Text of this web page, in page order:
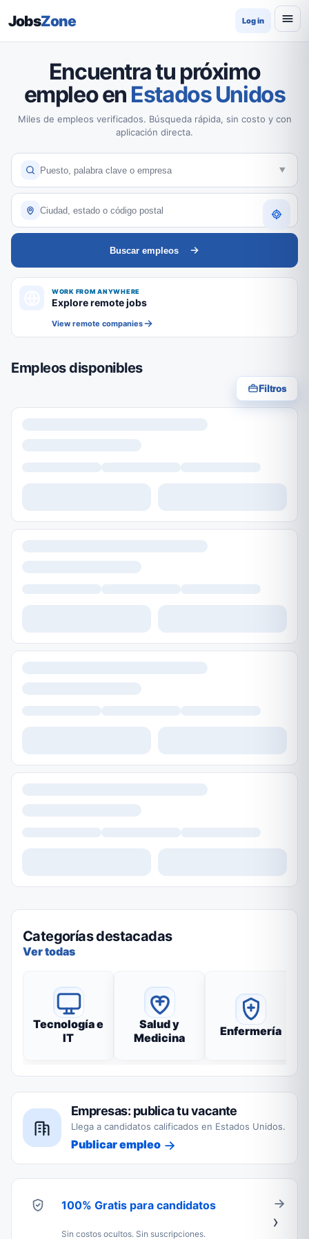
JobsZone Log in
Encuentra tu próximo
empleo en Estados Unidos
Miles de empleos verificados. Búsqueda rápida, sin costo y con
aplicación directa.
Buscar empleos
WORK FROM ANYWHERE
Explore remote jobs
View remote companies
Empleos disponibles
Filtros
Categorías destacadas
Ver todas
Tecnología e
IT
Salud y
Medicina
Enfermería
Empresas: publica tu vacante
Llega a candidatos calificados en Estados Unidos.
Publicar empleo
100% Gratis para candidatos
Sin costos ocultos. Sin suscripciones.